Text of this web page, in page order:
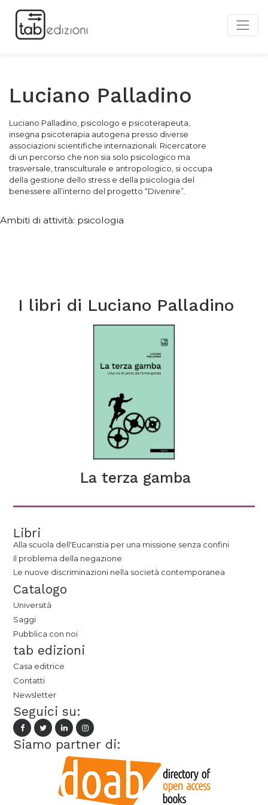
Luciano Palladino
Luciano Palladino, psicologo e psicoterapeuta,
insegna psicoterapia autogena presso diverse
associazioni scientifiche internazionali. Ricercatore
di un percorso che non sia solo psicologico ma
trasversale, transculturale e antropologico, si occupa
della gestione dello stress e della psicologia del
benessere all’interno del progetto “Divenire”.
Ambiti di attività: psicologia
I libri di Luciano Palladino
La terza gamba
Libri
Alla scuola dell'Eucaristia per una missione senza confini
Il problema della negazione
Le nuove discriminazioni nella società contemporanea
Catalogo
Università
Saggi
Pubblica con noi
tab edizioni
Casa editrice
Contatti
Newsletter
Seguici su:
Siamo partner di: